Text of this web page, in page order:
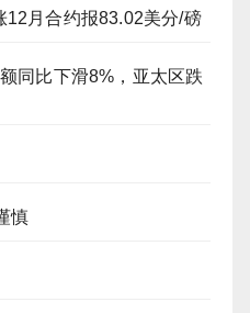
12月合约报83.02美分/磅
同比下滑8%，亚太区跌
慎